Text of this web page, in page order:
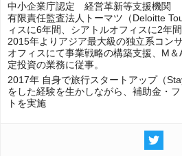
中小企業庁認定 経営革新等支援機関
有限責任監査法人トーマツ（Deloitte
ィスに6年間、シアトルオフィスに2年間
2015年よりアジア最大級の独立系コン
オフィスにて事業戦略の構築支援、M
定投資の業務に従事。
2017年 自身で旅行スタートアップ（
をした経験を生かしながら、補助金・
トを実施